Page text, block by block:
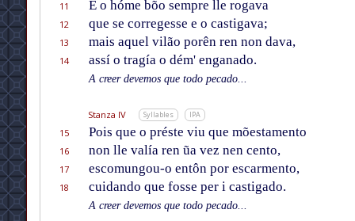
11 E o hóme bõo sempre lle rogava
12
que se corregesse e o castigava;
13
mais aquel vilão porên ren non dava,
14
assí o tragía o dém' enganado.
A creer devemos que todo pecado...
Stanza IV Syllables IPA
15 Pois que o préste viu que mõestamento
16
non lle valía ren ũa vez nen cento,
17
escomungou-o entôn por escarmento,
18
cuidando que fosse per i castigado.
A creer devemos que todo pecado...